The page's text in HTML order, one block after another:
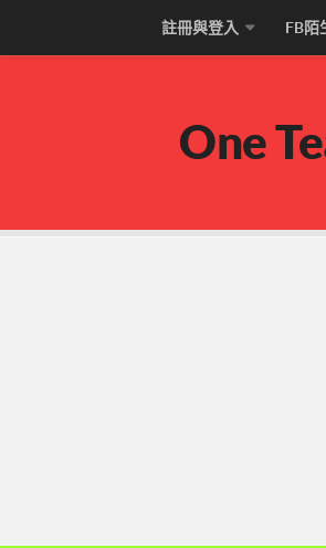
註冊與登入 FB陌
One